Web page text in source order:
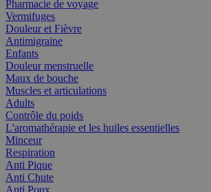
Pharmacie de voyage
Vermifuges
Douleur et Fièvre
Antimigraine
Enfants
Douleur menstruelle
Maux de bouche
Muscles et articulations
Adults
Contrôle du poids
L'aromathérapie et les huiles essentielles
Minceur
Respiration
Anti Pique
Anti Chute